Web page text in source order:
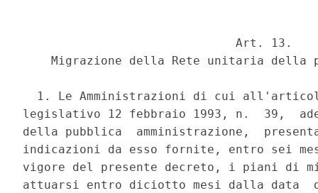
                              Art. 13.
Migrazione della Rete unitaria della
1. Le Amministrazioni di cui
legislativo 12 febbraio 1993, n.  39,
della pubblica  amministrazione,
indicazioni da esso fornite, entro sei
vigore del presente decreto, i piani di
attuarsi entro diciotto mesi dalla data